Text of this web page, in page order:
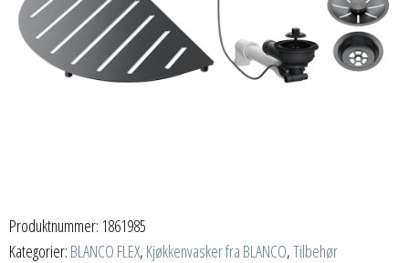
Produktnummer: 1861985
Kategorier: BLANCO FLEX, Kjøkkenvasker fra BLANCO,Tilbehør